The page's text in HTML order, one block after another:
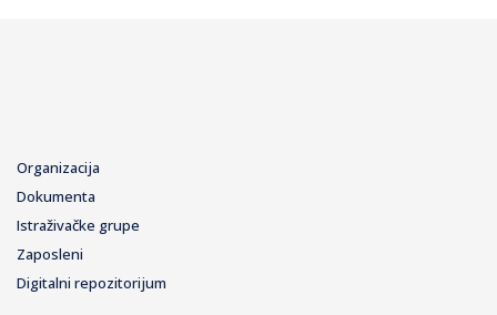
Organizacija
Dokumenta
Istraživačke grupe
Zaposleni
Digitalni repozitorijum